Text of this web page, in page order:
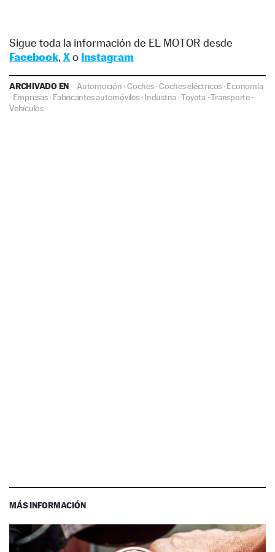
Sigue toda la información de EL MOTOR desde
Facebook, Xo Instagram
ARCHIVADO EN Automoción ·Coches·Coches eléctricos ·Economía
· Empresas· Fabricantes automóviles·Industria ·Toyota·Transporte·
Vehículos
MÁS INFORMACIÓN